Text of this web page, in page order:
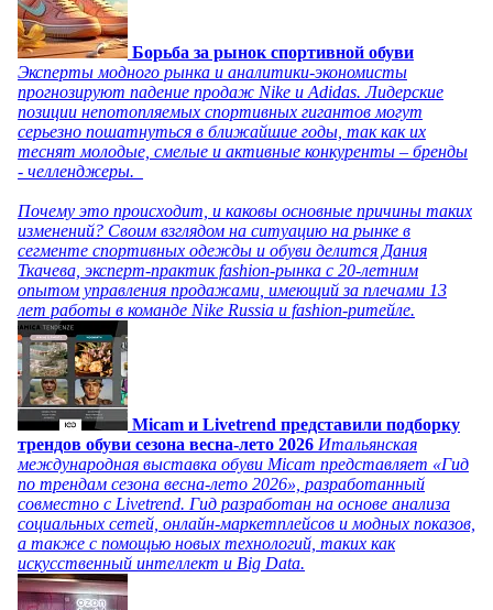
Борьба за рынок спортивной обуви
Эксперты модного рынка и аналитики-экономисты
прогнозируют падение продаж Nike и Adidas. Лидерские
позиции непотопляемых спортивных гигантов могут
серьезно пошатнуться в ближайшие годы, так как их
теснят молодые, смелые и активные конкуренты – бренды
- челленджеры.
Почему это происходит, и каковы основные причины таких
изменений? Своим взглядом на ситуацию на рынке в
сегменте спортивных одежды и обуви делится Дания
Ткачева, эксперт-практик fashion-рынка с 20-летним
опытом управления продажами, имеющий за плечами 13
лет работы в команде Nike Russia и fashion-ритейле.
Micam и Livetrend представили подборку
трендов обуви сезона весна-лето 2026 Итальянская
международная выставка обуви Micam представляет «Гид
по трендам сезона весна-лето 2026», разработанный
совместно с Livetrend. Гид разработан на основе анализа
социальных сетей, онлайн-маркетплейсов и модных показов,
а также с помощью новых технологий, таких как
искусственный интеллект и Big Data.